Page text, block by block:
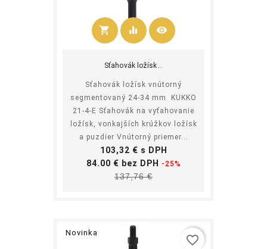
shopping_cart
Kúpiť
equalizer visibility
Sťahovák ložísk...
Sťahovák ložísk vnútorný
segmentovaný 24-34 mm KUKKO
21-4-E Sťahovák na vyťahovanie
ložísk, vonkajších krúžkov ložísk
a puzdier Vnútorný priemer...
Cena
103,32 € s DPH
84.00 € bez DPH Základná
-25%
137,76 €Cena
Novinka
favorite_border